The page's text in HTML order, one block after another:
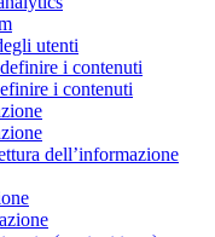
utenti
i contenuti
i contenuti
dell’informazione